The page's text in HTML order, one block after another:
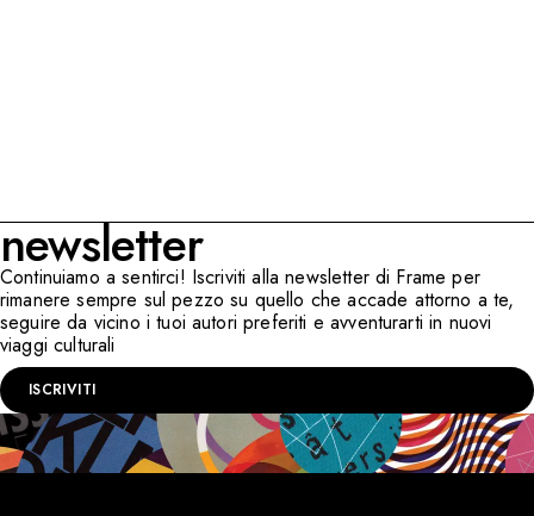
newsletter
Continuiamo a sentirci! Iscriviti alla newsletter di Frame per
rimanere sempre sul pezzo su quello che accade attorno a te,
seguire da vicino i tuoi autori preferiti e avventurarti in nuovi
viaggi culturali
ISCRIVITI